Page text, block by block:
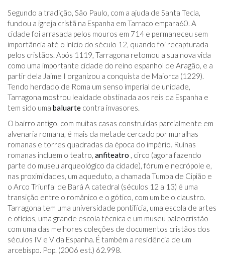
Segundo a tradição, São Paulo, com a ajuda de Santa Tecla,
fundou a igreja cristã na Espanha em Tarraco empara60. A
cidade foi arrasada pelos mouros em 714 e permaneceu sem
importância até o início do século 12, quando foi recapturada
pelos cristãos. Após 1119, Tarragona retomou a sua nova vida
como uma importante cidade do reino espanhol de Aragão, e a
partir dela Jaime I organizou a conquista de Maiorca (1229).
Tendo herdado de Roma um senso imperial de unidade,
Tarragona mostrou lealdade obstinada aos reis da Espanha e
tem sido uma baluarte contra invasores.
O bairro antigo, com muitas casas construídas parcialmente em
alvenaria romana, é mais da metade cercado por muralhas
romanas e torres quadradas da época do império. Ruínas
romanas incluem o teatro, anfiteatro , circo (agora fazendo
parte do museu arqueológico da cidade), fórum e necrópole e,
nas proximidades, um aqueduto, a chamada Tumba de Cipião e
o Arco Triunfal de Bará A catedral (séculos 12 a 13) é uma
transição entre o românico e o gótico, com um belo claustro.
Tarragona tem uma universidade pontifícia, uma escola de artes
e ofícios, uma grande escola técnica e um museu paleocristão
com uma das melhores coleções de documentos cristãos dos
séculos IV e V da Espanha. É também a residência de um
arcebispo. Pop. (2006 est.) 62.998.